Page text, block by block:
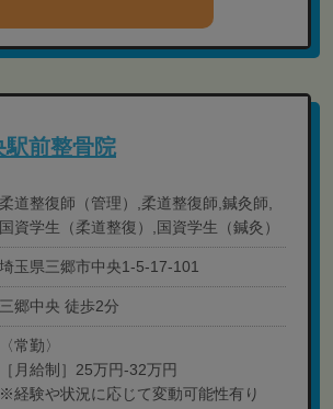
駅前整骨院
柔道整復師（管理）,柔道整復師,鍼灸師,
国資学生（柔道整復）,国資学生（鍼灸）
埼玉県三郷市中央1-5-17-101
三郷中央 徒歩2分
〈常勤〉
［月給制］25万円-32万円
※経験や状況に応じて変動可能性有り